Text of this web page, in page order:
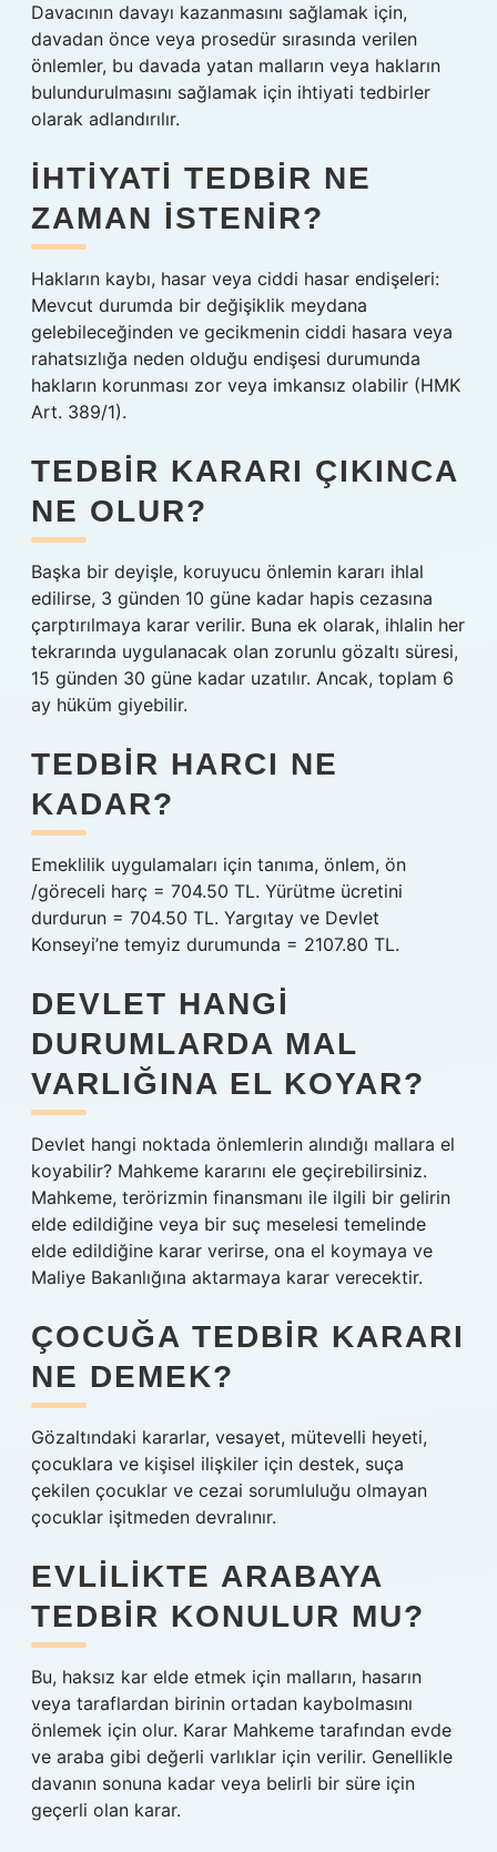
Davacının davayı kazanmasını sağlamak için,
davadan önce veya prosedür sırasında verilen
önlemler, bu davada yatan malların veya hakların
bulundurulmasını sağlamak için ihtiyati tedbirler
olarak adlandırılır.
İHTIYATI TEDBIR NE
ZAMAN ISTENIR?
Hakların kaybı, hasar veya ciddi hasar endişeleri:
Mevcut durumda bir değişiklik meydana
gelebileceğinden ve gecikmenin ciddi hasara veya
rahatsızlığa neden olduğu endişesi durumunda
hakların korunması zor veya imkansız olabilir (HMK
Art. 389/1).
TEDBIR KARARI ÇIKINCA
NE OLUR?
Başka bir deyişle, koruyucu önlemin kararı ihlal
edilirse, 3 günden 10 güne kadar hapis cezasına
çarptırılmaya karar verilir. Buna ek olarak, ihlalin her
tekrarında uygulanacak olan zorunlu gözaltı süresi,
15 günden 30 güne kadar uzatılır. Ancak, toplam 6
ay hüküm giyebilir.
TEDBIR HARCI NE
KADAR?
Emeklilik uygulamaları için tanıma, önlem, ön
/göreceli harç = 704.50 TL. Yürütme ücretini
durdurun = 704.50 TL. Yargıtay ve Devlet
Konseyi’ne temyiz durumunda = 2107.80 TL.
DEVLET HANGI
DURUMLARDA MAL
VARLIĞINA EL KOYAR?
Devlet hangi noktada önlemlerin alındığı mallara el
koyabilir? Mahkeme kararını ele geçirebilirsiniz.
Mahkeme, terörizmin finansmanı ile ilgili bir gelirin
elde edildiğine veya bir suç meselesi temelinde
elde edildiğine karar verirse, ona el koymaya ve
Maliye Bakanlığına aktarmaya karar verecektir.
ÇOCUĞA TEDBIR KARARI
NE DEMEK?
Gözaltındaki kararlar, vesayet, mütevelli heyeti,
çocuklara ve kişisel ilişkiler için destek, suça
çekilen çocuklar ve cezai sorumluluğu olmayan
çocuklar işitmeden devralınır.
EVLILIKTE ARABAYA
TEDBIR KONULUR MU?
Bu, haksız kar elde etmek için malların, hasarın
veya taraflardan birinin ortadan kaybolmasını
önlemek için olur. Karar Mahkeme tarafından evde
ve araba gibi değerli varlıklar için verilir. Genellikle
davanın sonuna kadar veya belirli bir süre için
geçerli olan karar.